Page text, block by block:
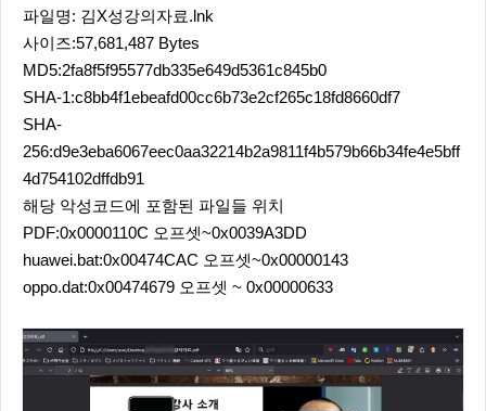
파일명: 김X성강의자료.lnk
사이즈:57,681,487 Bytes
MD5:2fa8f5f95577db335e649d5361c845b0
SHA-1:c8bb4f1ebeafd00cc6b73e2cf265c18fd8660df7
SHA-
256:d9e3eba6067eec0aa32214b2a9811f4b579b66b34fe4e5bff
4d754102dffdb91
해당 악성코드에 포함된 파일들 위치
PDF:0x0000110C 오프셋~0x0039A3DD
huawei.bat:0x00474CAC 오프셋~0x00000143
oppo.dat:0x00474679 오프셋 ~ 0x00000633